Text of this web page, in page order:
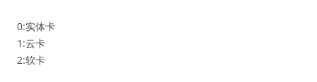
0:实体卡
1:云卡
2:软卡